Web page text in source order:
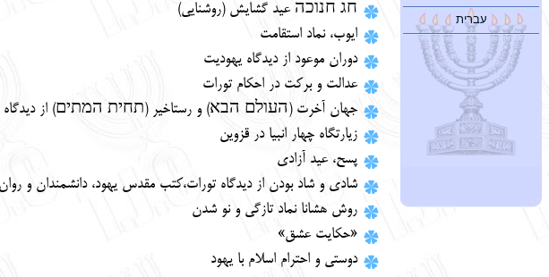
חג חנוכה عید گشایش (روشنایی)
ایوب، نماد استقامت
دوران موعود از دیدگاه یهودیت
عدالت و برکت در احکام تورات
جهان آخرت (העולם הבא) و رستاخیر (תחית המתים) از دیدگاه
زیارتگاه چهار انبیا در قزوین
پسح، عید آزادی
شادی و شاد بودن از دیدگاه تورات،کتب مقدس یهود، دانشمندان و
روش هشانا نماد تازگی و نو شدن
«حکایت عشق»
دوستی و احترام اسلام با یهود
עברית